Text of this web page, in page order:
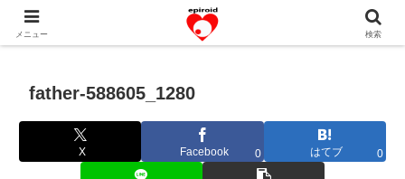
恋愛共感エピソード。あなたのストーリーを変えていく！。
father-588605_1280
X Facebook 0 はてブ 0
メニュー 検索